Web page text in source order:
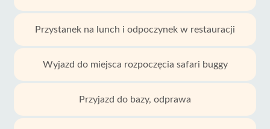
Przystanek na lunch i odpoczynek w restauracji
Wyjazd do miejsca rozpoczęcia safari buggy
Przyjazd do bazy, odprawa